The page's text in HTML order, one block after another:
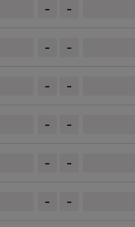
- -
- -
- -
- -
- -
- -